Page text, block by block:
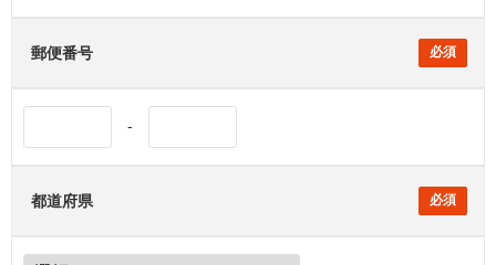
郵便番号
-
都道府県